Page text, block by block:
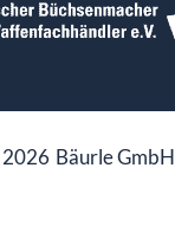
2026 Bäurle GmbH